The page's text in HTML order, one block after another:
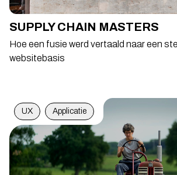
SUPPLY CHAIN MASTERS
Hoe een fusie werd vertaald naar een
websitebasis
UX Applicatie